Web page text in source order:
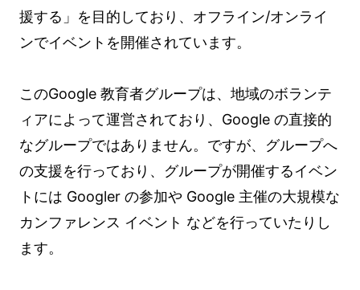
援する」を目的しており、オフライン/オンライ
ンでイベントを開催されています。
このGoogle 教育者グループは、地域のボランテ
ィアによって運営されており、Google の直接的
なグループではありません。ですが、グループへ
の支援を行っており、グループが開催するイベン
トには Googler の参加や Google 主催の大規模な
カンファレンス イベント などを行っていたりし
ます。